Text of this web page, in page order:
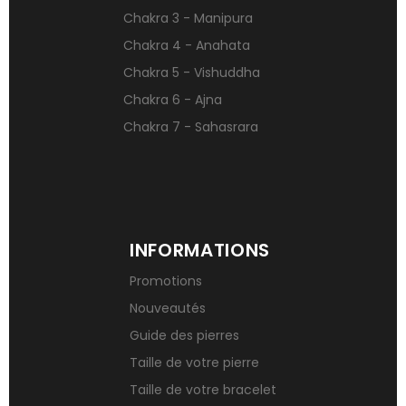
Signification des pierres de naissance
Chakra 3 - Manipura
Chakra 4 - Anahata
Chakra 5 - Vishuddha
Chakra 6 - Ajna
Chakra 7 - Sahasrara
INFORMATIONS
Promotions
Nouveautés
Guide des pierres
Taille de votre pierre
Taille de votre bracelet